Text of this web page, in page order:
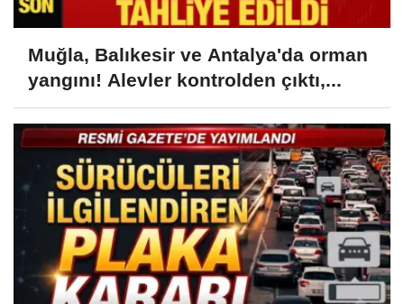
Muğla, Balıkesir ve Antalya'da orman
yangını! Alevler kontrolden çıktı,...